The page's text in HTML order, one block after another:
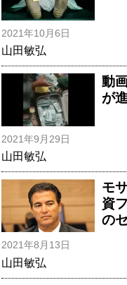
2021年10月6日
山田敏弘
動
が
2021年9月29日
山田敏弘
モ
資
の
2021年8月13日
山田敏弘